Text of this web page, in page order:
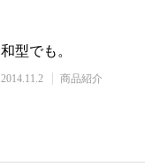
和型でも。
2014.11.2 商品紹介